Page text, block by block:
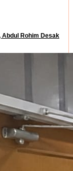
Abdul Rohim Desak